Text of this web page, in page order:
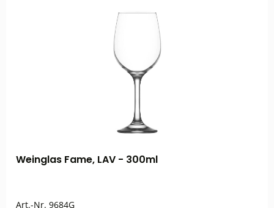
Weinglas Fame, LAV - 300ml
Art.-Nr. 9684G